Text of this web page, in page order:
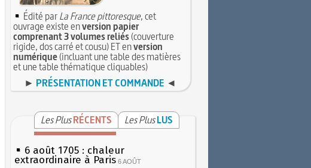
Édité parLa France pittoresque, cet
ouvrage existe enversion papier
comprenant 3 volumes reliés(couverture
rigide, dos carré et cousu) ET enversion
numérique(incluant une table des matières
et une table thématique cliquables)
► PRÉSENTATION ET COMMANDE ◄
Les Plus RÉCENTS Les Plus LUS
6 août 1705 : chaleur
extraordinaire à Paris 6 AOÛT